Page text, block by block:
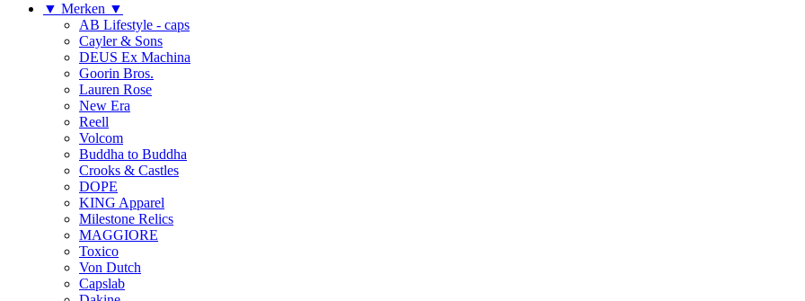
▼ Merken ▼
AB Lifestyle - caps
Cayler & Sons
DEUS Ex Machina
Goorin Bros.
Lauren Rose
New Era
Reell
Volcom
Buddha to Buddha
Crooks & Castles
DOPE
KING Apparel
Milestone Relics
MAGGIORE
Toxico
Von Dutch
Capslab